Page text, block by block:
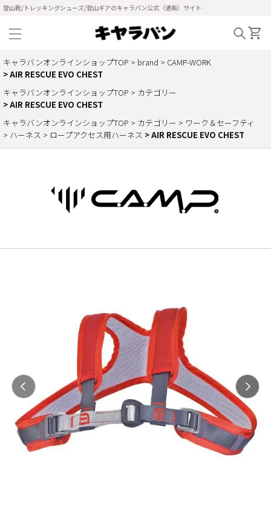
登山靴/トレッキングシューズ/登山ギアのキャラバン公式（通販）サイト
キャラバンオンラインショップTOP brand
CAMP-WORK
AIR RESCUE EVO CHEST
キャラバンオンラインショップTOP
カテゴリー
AIR RESCUE EVO CHEST
キャラバンオンラインショップTOP
カテゴリー
ワーク＆セーフティ
ハーネス
ロープアクセス用ハーネス AIR RESCUE EVO CHEST